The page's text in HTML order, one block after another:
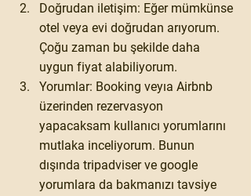
Doğrudan iletişim: Eğer mümkünse
otel veya evi doğrudan arıyorum.
Çoğu zaman bu şekilde daha
uygun fiyat alabiliyorum.
Yorumlar: Booking veyıa Airbnb
üzerinden rezervasyon
yapacaksam kullanıcı yorumlarını
mutlaka inceliyorum. Bunun
dışında tripadviser ve google
yorumlara da bakmanızı tavsiye